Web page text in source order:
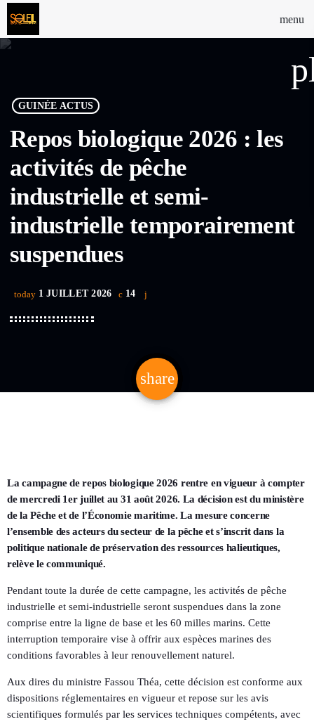
menu
GUINÉE ACTUS
Repos biologique 2026 : les
activités de pêche
industrielle et semi-
industrielle temporairement
suspendues
today 1 JUILLET 2026 14
share
email
La campagne de repos biologique 2026 rentre en vigueur à compter
de mercredi 1er juillet au 31 août 2026. La décision est du ministère
de la Pêche et de l’Économie maritime. La mesure concerne
l’ensemble des acteurs du secteur de la pêche et s’inscrit dans la
politique nationale de préservation des ressources halieutiques,
relève le communiqué.
Pendant toute la durée de cette campagne, les activités de pêche
industrielle et semi-industrielle seront suspendues dans la zone
comprise entre la ligne de base et les 60 milles marins. Cette
interruption temporaire vise à offrir aux espèces marines des
conditions favorables à leur renouvellement naturel.
Aux dires du ministre Fassou Théa, cette décision est conforme aux
dispositions réglementaires en vigueur et repose sur les avis
scientifiques formulés par les services techniques compétents, avec